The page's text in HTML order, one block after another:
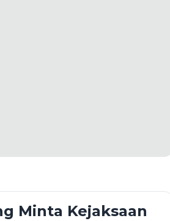
Minta Kejaksaan